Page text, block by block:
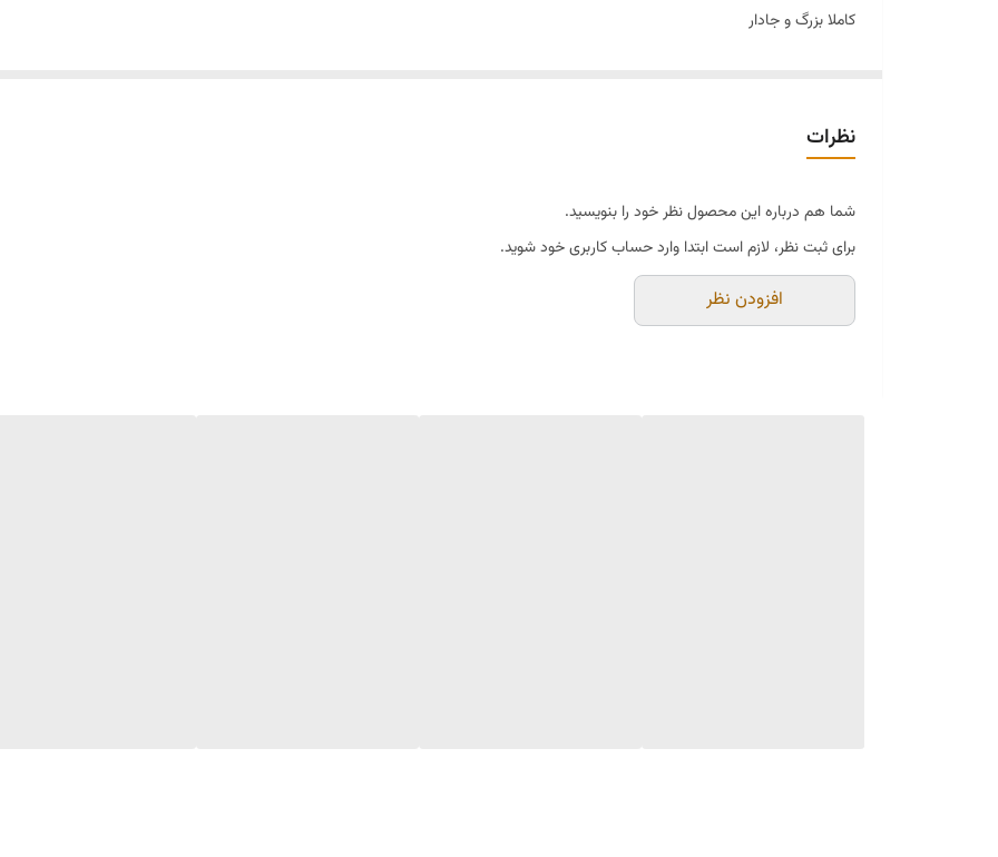
کاملا بزرگ و جادار
نظرات
شما هم درباره این محصول نظر خود را بنویسید.
برای ثبت نظر، لازم است ابتدا وارد حساب کاربری خود شوید.
افزودن نظر